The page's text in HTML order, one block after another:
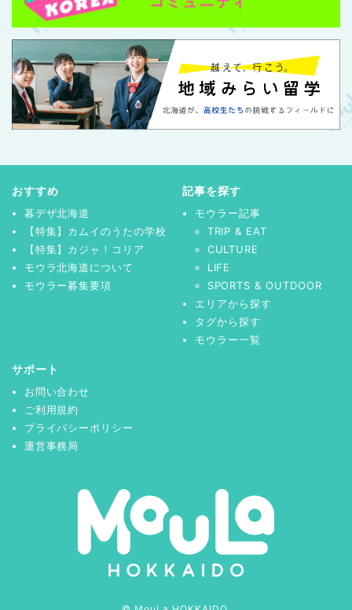
おすすめ
暮デザ北海道
【特集】カムイのうたの学校
【特集】カジャ！コリア
モウラ北海道について
モウラー募集要項
記事を探す
モウラー記事
TRIP & EAT
CULTURE
LIFE
SPORTS & OUTDOOR
エリアから探す
タグから探す
モウラー一覧
サポート
お問い合わせ
ご利用規約
プライバシーポリシー
運営事務局